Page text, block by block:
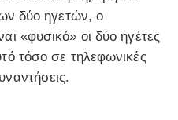
δύο ηγετών, ο
«φυσικό» οι δύο ηγέτες
τόσο σε τηλεφωνικές